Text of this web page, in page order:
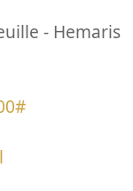
- Hemaris